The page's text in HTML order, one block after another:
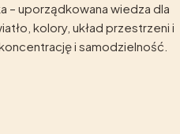
– uporządkowana wiedza dla
kolory, układ przestrzeni i
i samodzielność.